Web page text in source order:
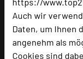
Auch wir
Daten, um Ihnen
angenehm als
Cookies sind